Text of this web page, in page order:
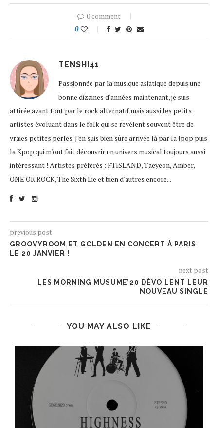
0 comment
0
TENSHI41
Passionnée par la musique asiatique depuis une
bonne dizaines d'années maintenant, je suis
attirée avant tout par le rock alternatif mais aussi les petits
artistes évoluant dans le folk qui se révèlent souvent être de
vraies petites perles. J'en suis bien sûre arrivée là par la Jpop puis
la Kpop qui m'ont fait découvrir un univers musical toujours aussi
intéressant ! Artistes préférés : FTISLAND, Taeyeon, Amber,
ONE OK ROCK, The Sixth Lie et bien d'autres encore...
previous post
GROOVYROOM ET GOLDEN EN CONCERT À PARIS
LE 20 JANVIER !
next post
LES MORNING MUSUME’20 DÉVOILENT LEUR
NOUVEAU SINGLE
YOU MAY ALSO LIKE